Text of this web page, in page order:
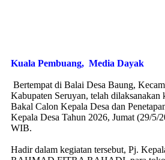
Kuala Pembuang, Media Dayak
Bertempat di Balai Desa Baung,
Kabupaten Seruyan, telah dilaksanakan
Bakal Calon Kepala Desa dan
Kepala Desa Tahun 2026, Jumat (29/5/
WIB.
Hadir dalam kegiatan tersebut, Pj.